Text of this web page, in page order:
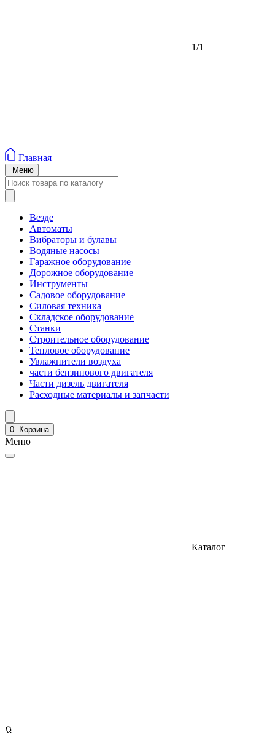
1/1
Главная
Меню
Везде
Автоматы
Вибраторы и булавы
Водяные насосы
Гаражное оборудование
Дорожное оборудование
Инструменты
Садовое оборудование
Силовая техника
Складское оборудование
Станки
Строительное оборудование
Тепловое оборудование
Увлажнители воздуха
части бензинового двигателя
Части дизель двигателя
Расходные материалы и запчасти
0 Корзина
Меню
Каталог